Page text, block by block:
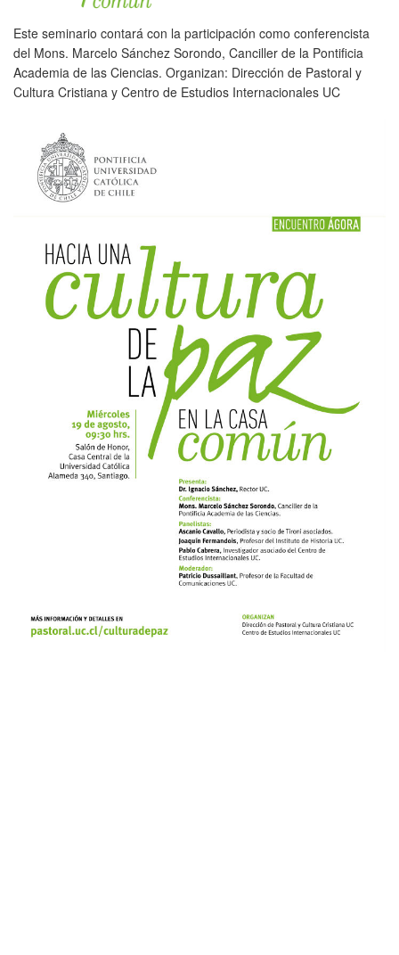
Este seminario contará con la participación como conferencista
del Mons. Marcelo Sánchez Sorondo, Canciller de la Pontificia
Academia de las Ciencias. Organizan: Dirección de Pastoral y
Cultura Cristiana y Centro de Estudios Internacionales UC